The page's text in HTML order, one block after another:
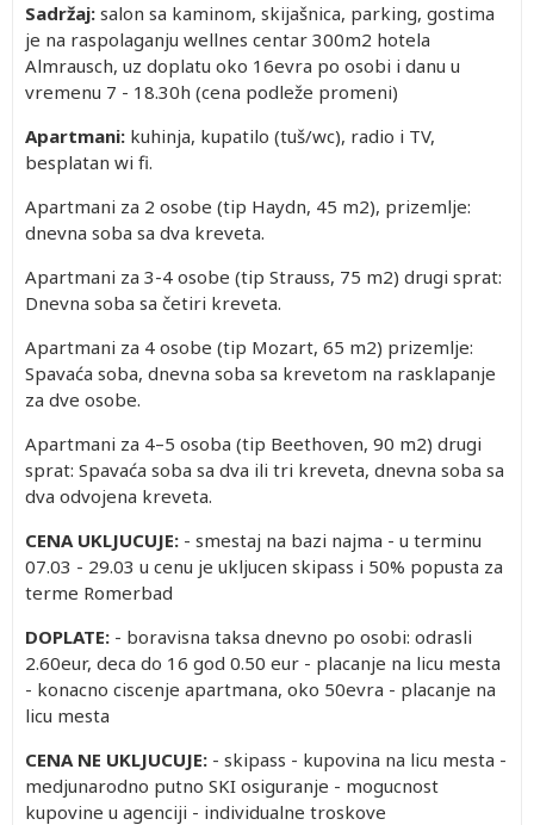
Sadržaj: salon sa kaminom, skijašnica, parking, gostima
je na raspolaganju wellnes centar 300m2 hotela
Almrausch, uz doplatu oko 16evra po osobi i danu u
vremenu 7 - 18.30h (cena podleže promeni)
Apartmani: kuhinja, kupatilo (tuš/wc), radio i TV,
besplatan wi fi.
Apartmani za 2 osobe (tip Haydn, 45 m2), prizemlje:
dnevna soba sa dva kreveta.
Apartmani za 3-4 osobe (tip Strauss, 75 m2) drugi sprat:
Dnevna soba sa četiri kreveta.
Apartmani za 4 osobe (tip Mozart, 65 m2) prizemlje:
Spavaća soba, dnevna soba sa krevetom na rasklapanje
za dve osobe.
Apartmani za 4–5 osoba (tip Beethoven, 90 m2) drugi
sprat: Spavaća soba sa dva ili tri kreveta, dnevna soba sa
dva odvojena kreveta.
CENA UKLJUCUJE: - smestaj na bazi najma - u terminu
07.03 - 29.03 u cenu je ukljucen skipass i 50% popusta za
terme Romerbad
DOPLATE: - boravisna taksa dnevno po osobi: odrasli
2.60eur, deca do 16 god 0.50 eur - placanje na licu mesta
- konacno ciscenje apartmana, oko 50evra - placanje na
licu mesta
CENA NE UKLJUCUJE: - skipass - kupovina na licu mesta -
medjunarodno putno SKI osiguranje - mogucnost
kupovine u agenciji - individualne troskove